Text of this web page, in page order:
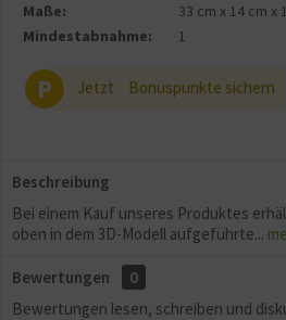
Maße:
33 cm x 14 cm x
Mindestabnahme:
1
P Jetzt Bonuspunkte sichern
Beschreibung
Bei einem Kauf unseres Produktes
oben in dem 3D-Modell aufgeführte...
Bewertungen
0
Bewertungen lesen, schreiben und